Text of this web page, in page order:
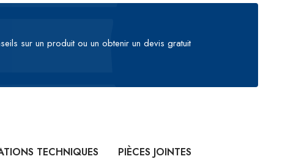
sur un produit ou un obtenir un devis gratuit
TECHNIQUES PIÈCES JOINTES